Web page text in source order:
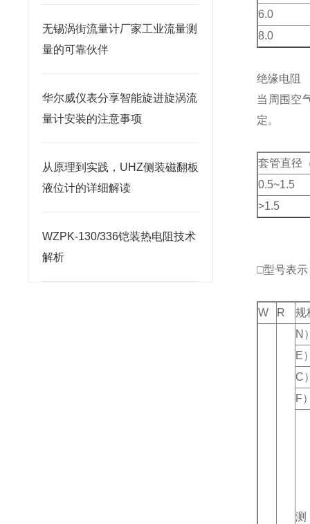
无锡涡街流量计厂家工业流量测
量的可靠伙伴
华尔威仪表分享智能旋进旋涡流
量计安装的注意事项
从原理到实践，UHZ侧装磁翻板
液位计的详细解读
WZPK-130/336铠装热电阻技术
解析
6.0
8.0
绝缘电阻
当周围空
定。
套管直径
0.5~1.5
>1.5
□型号表示
W R
规
N
E
C
F
测